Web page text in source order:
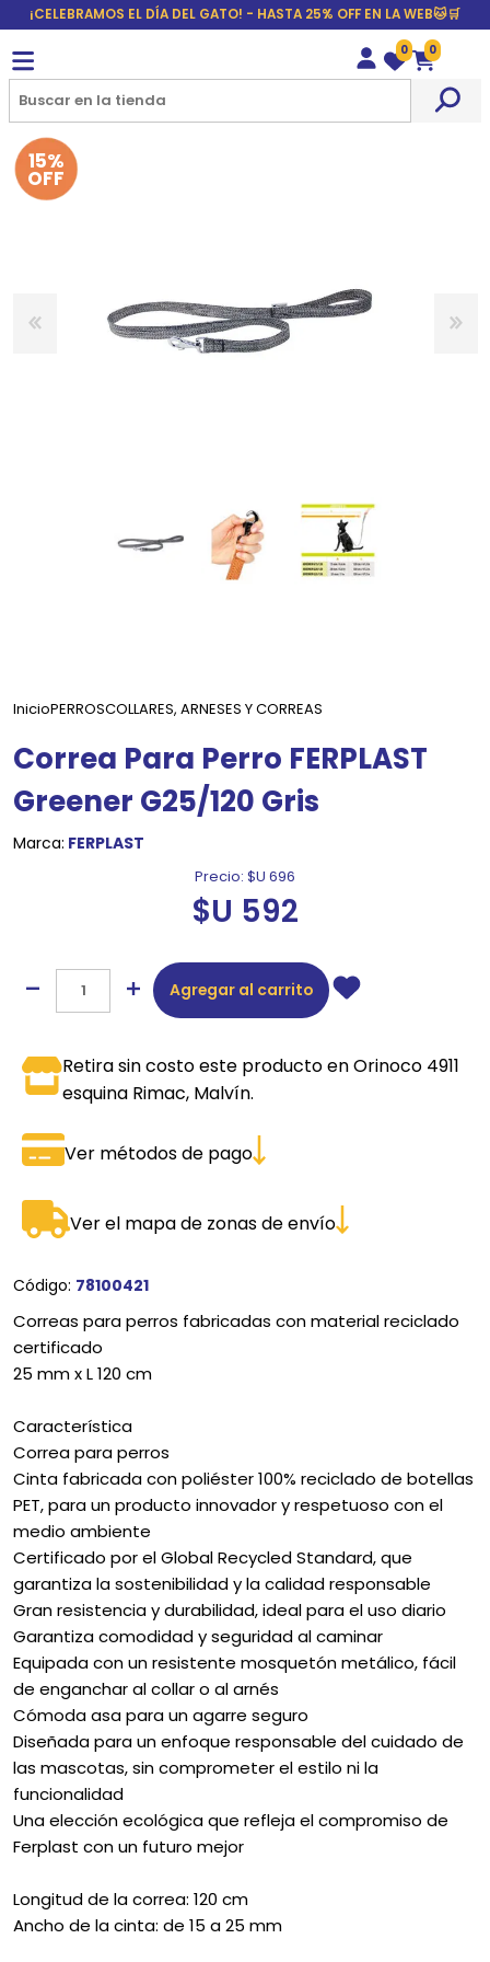
¡CELEBRAMOS EL DÍA DEL GATO! - HASTA 25% OFF EN LA WEB🐱🛒
Wishlist
0
Carrito
0
15%
OFF
InicioPERROSCOLLARES, ARNESES Y CORREAS
Correa Para Perro FERPLAST
Greener G25/120 Gris
Marca: FERPLAST
Precio: $U 696
$U 592
Agregar al carrito
Retira sin costo este producto en Orinoco 4911
esquina Rimac, Malvín.
Ver métodos de pago
Ver el mapa de zonas de envío
Código: 78100421
Correas para perros fabricadas con material reciclado
certificado
25 mm x L 120 cm
Característica
Correa para perros
Cinta fabricada con poliéster 100% reciclado de botellas
PET, para un producto innovador y respetuoso con el
medio ambiente
Certificado por el Global Recycled Standard, que
garantiza la sostenibilidad y la calidad responsable
Gran resistencia y durabilidad, ideal para el uso diario
Garantiza comodidad y seguridad al caminar
Equipada con un resistente mosquetón metálico, fácil
de enganchar al collar o al arnés
Cómoda asa para un agarre seguro
Diseñada para un enfoque responsable del cuidado de
las mascotas, sin comprometer el estilo ni la
funcionalidad
Una elección ecológica que refleja el compromiso de
Ferplast con un futuro mejor
Longitud de la correa: 120 cm
Ancho de la cinta: de 15 a 25 mm